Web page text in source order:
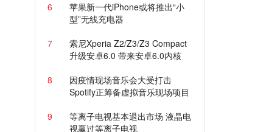
6
苹果新一代iPhone或将推出“小
型”无线充电器
7
索尼Xperia Z2/Z3/Z3 Compact
升级安卓6.0 带来安卓6.0内核
8
因疫情现场音乐会大受打击
Spotify正筹备虚拟音乐现场项目
9
等离子电视基本退出市场 液晶电
视赢过等离子电视